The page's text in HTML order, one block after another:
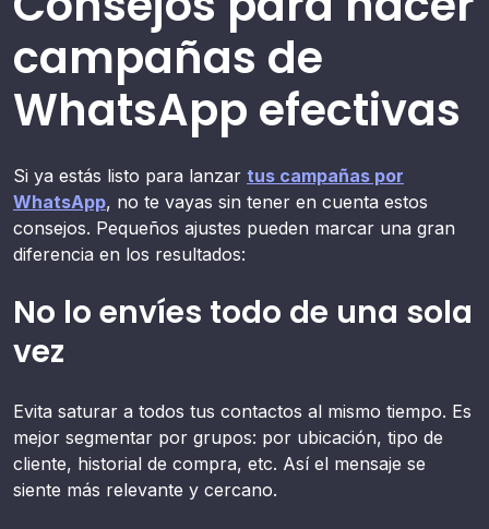
campañas de
WhatsApp efectivas
Si ya estás listo para lanzar tus campañas por
WhatsApp, no te vayas sin tener en cuenta estos
consejos. Pequeños ajustes pueden marcar una gran
diferencia en los resultados:
No lo envíes todo de una sola
vez
Evita saturar a todos tus contactos al mismo tiempo. Es
mejor segmentar por grupos: por ubicación, tipo de
cliente, historial de compra, etc. Así el mensaje se
siente más relevante y cercano.